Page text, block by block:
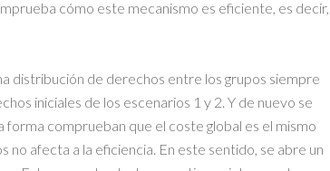
cómo este mecanismo es eficiente, es decir,
distribución de derechos entre los grupos siempre
iniciales de los escenarios 1 y 2. Y de nuevo se
comprueban que el coste global es el mismo
afecta a la eficiencia. En este sentido, se abre un